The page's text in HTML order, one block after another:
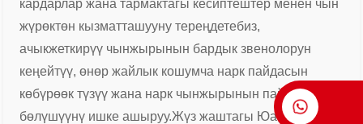
кардарлар жана тармактагы кесиптештер менен чын
жүрөктөн кызматташууну тереңдетебиз,
ачыкжеткирүү чынжырынын бардык звенолорун
кеңейтүү, өнөр жайлык кошумча нарк пайдасын
көбүрөөк түзүү жана нарк чынжырынын пайдасын
бөлүшүүнү ишке ашыруу.Жүз жаштагы Юаньтай –